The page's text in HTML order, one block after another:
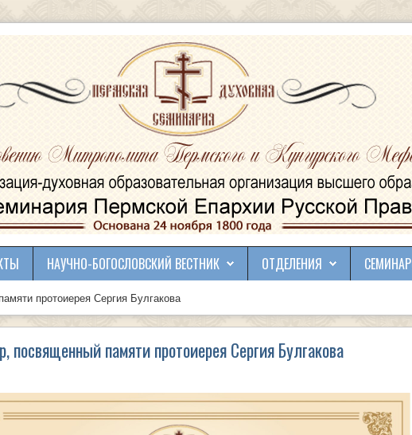
НАУЧНО-БОГОСЛОВСКИЙ ВЕСТНИК ОТДЕЛЕНИЯ
протоиерея Сергия Булгакова
посвященный памяти протоиерея Сергия Булгакова